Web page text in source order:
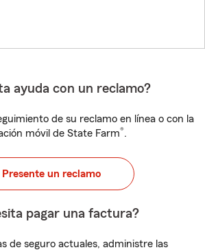
ayuda con un reclamo?
de su reclamo en línea o con la
móvil de State Farm®.
Presente un reclamo
pagar una factura?
de seguro actuales, administre las